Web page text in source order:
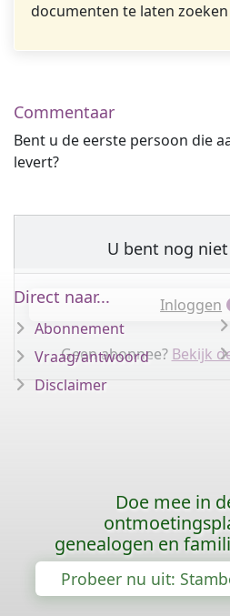
documenten te laten
Commentaar
Bent u de eerste persoon die
levert?
U bent nog
Inloggen
Geen abonnee? Bekijk
Direct naar...
Abonnement
Vraag/antwoord
Disclaimer
Doe mee in
genealogen en
Probeer nu uit: